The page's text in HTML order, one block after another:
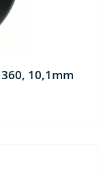
10,1mm